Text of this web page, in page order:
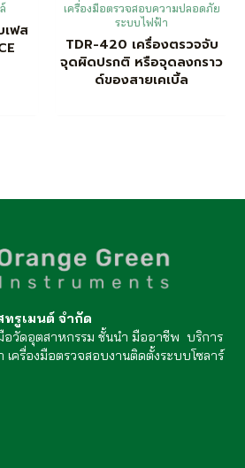
เฟส
เครื่องมือตรวจสอบความปลอดภัย
ระบบไฟฟ้า
TDR-420 เครื่องตรวจจับ
จุดผิดปรกติ หรือจุดลงกราว
ด์ของสายเคเบิ้ล
รูเมนต์ จำกัด
อวัดอุตสาหกรรม ชั้นนำ มืออาชีพ บริการ
เครื่องมือตรวจสอบงานติดตั้งระบบโซลาร์